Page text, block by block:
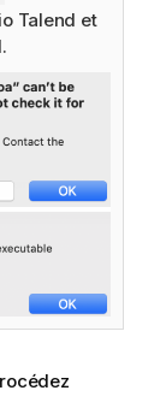
Talend et
.